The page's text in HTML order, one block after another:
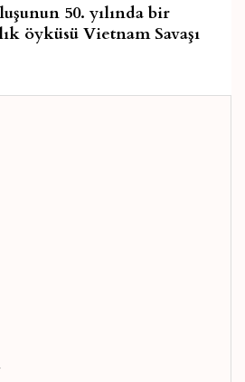
50. yılında bir
öyküsü Vietnam Savaşı